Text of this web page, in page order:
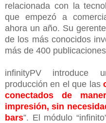
relacionada con la
que empezó a
ahora un año. Su
de los más conocidos
más de 400
infinityPV introduce
producción en el que las
conectados de
impresión, sin
bars”. El módulo